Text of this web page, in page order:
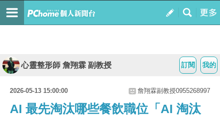
我的
訂閱
心靈整形師 詹翔霖 副教授
2026-05-13 15:00:00 詹翔霖副教授0955268997
AI 最先淘汰哪些餐飲職位「AI 淘汰